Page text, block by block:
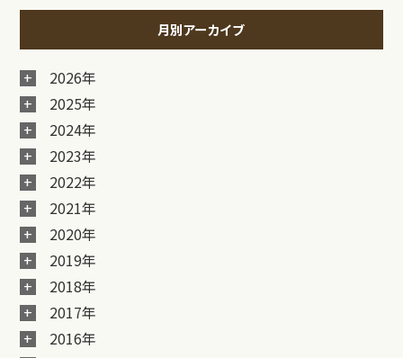
月別アーカイブ
2026年
2025年
2024年
2023年
2022年
2021年
2020年
2019年
2018年
2017年
2016年